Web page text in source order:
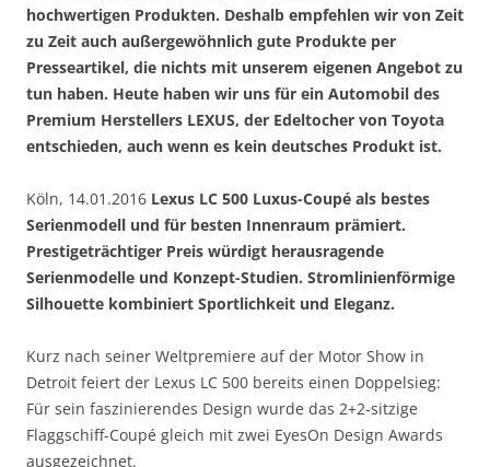
hochwertigen Produkten. Deshalb empfehlen wir von Zeit
zu Zeit auch außergewöhnlich gute Produkte per
Presseartikel, die nichts mit unserem eigenen Angebot zu
tun haben. Heute haben wir uns für ein Automobil des
Premium Herstellers LEXUS, der Edeltocher von Toyota
entschieden, auch wenn es kein deutsches Produkt ist.
Köln, 14.01.2016 Lexus LC 500 Luxus-Coupé als bestes
Serienmodell und für besten Innenraum prämiert.
Prestigeträchtiger Preis würdigt herausragende
Serienmodelle und Konzept-Studien. Stromlinienförmige
Silhouette kombiniert Sportlichkeit und Eleganz.
Kurz nach seiner Weltpremiere auf der Motor Show in
Detroit feiert der Lexus LC 500 bereits einen Doppelsieg:
Für sein faszinierendes Design wurde das 2+2-sitzige
Flaggschiff-Coupé gleich mit zwei EyesOn Design Awards
ausgezeichnet.